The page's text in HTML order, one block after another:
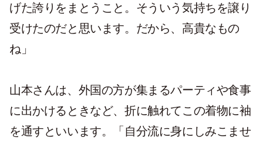
げた誇りをまとうこと。そういう気持ちを譲り
受けたのだと思います。だから、高貴なもの
ね」
山本さんは、外国の方が集まるパーティや食事
に出かけるときなど、折に触れてこの着物に袖
を通すといいます。「自分流に身にしみこませ